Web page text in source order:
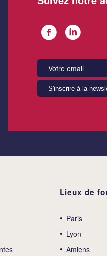
Lieux de
Paris
Lyon
Amiens